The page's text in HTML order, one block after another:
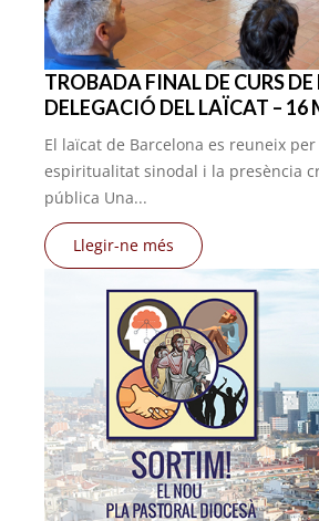
TROBADA FINAL DE CURS DE
DELEGACIÓ DEL LAÏCAT – 16
El laïcat de Barcelona es reuneix
espiritualitat sinodal i la presència
pública Una...
Llegir-ne més